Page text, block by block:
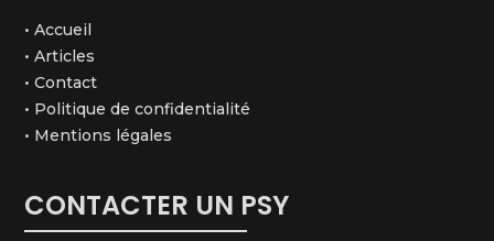
•Accueil
•Articles
•Contact
• Politique de confidentialité
• Mentions légales
CONTACTER UN PSY